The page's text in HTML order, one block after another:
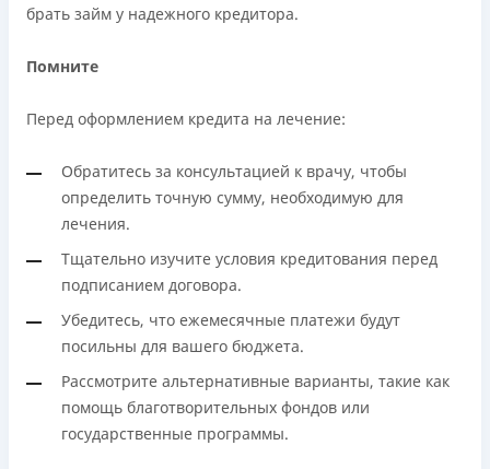
брать займ у надежного кредитора.
Помните
Перед оформлением кредита на лечение:
Обратитесь за консультацией к врачу, чтобы
определить точную сумму, необходимую для
лечения.
Тщательно изучите условия кредитования перед
подписанием договора.
Убедитесь, что ежемесячные платежи будут
посильны для вашего бюджета.
Рассмотрите альтернативные варианты, такие как
помощь благотворительных фондов или
государственные программы.